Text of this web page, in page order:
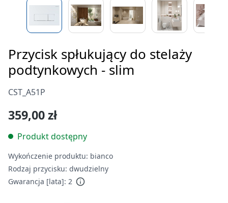
Przycisk spłukujący do stelaży
podtynkowych - slim
CST_A51P
359,00 zł
Produkt dostępny
Wykończenie produktu: bianco
Rodzaj przycisku: dwudzielny
Gwarancja [lata]: 2